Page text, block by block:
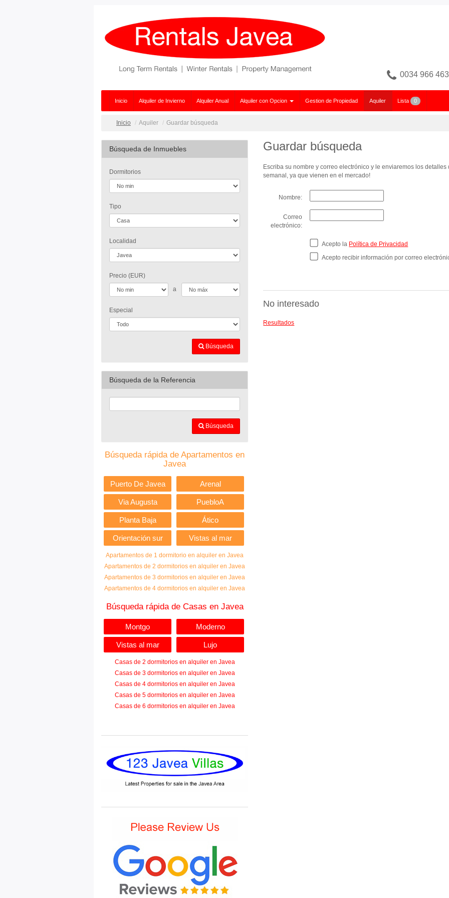
0034 966
Inicio Alquiler de Invierno Alquiler Anual Alquiler con Opcion Gestion de Propiedad Aquiler Lista 0
Inicio Aquiler Guardar búsqueda
Búsqueda de Inmuebles
Dormitorios
Tipo
Localidad
Precio (EUR)
a
Especial
Búsqueda
Búsqueda de la Referencia
Búsqueda
Búsqueda rápida de Apartamentos en
Javea
Puerto De Javea Arenal
Via Augusta PuebloA
Planta Baja Ático
Orientación sur Vistas al mar
Apartamentos de 1 dormitorio en alquiler en Javea
Apartamentos de 2 dormitorios en alquiler en Javea
Apartamentos de 3 dormitorios en alquiler en Javea
Apartamentos de 4 dormitorios en alquiler en Javea
Búsqueda rápida de Casas en Javea
Montgo Moderno
Vistas al mar Lujo
Casas de 2 dormitorios en alquiler en Javea
Casas de 3 dormitorios en alquiler en Javea
Casas de 4 dormitorios en alquiler en Javea
Casas de 5 dormitorios en alquiler en Javea
Casas de 6 dormitorios en alquiler en Javea
Guardar búsqueda
Escriba su nombre y correo electrónico y le enviaremos los
semanal, ya que vienen en el mercado!
Nombre:
Correo
electrónico:
Acepto la Política de Privacidad
Acepto recibir información por correo
No interesado
Resultados